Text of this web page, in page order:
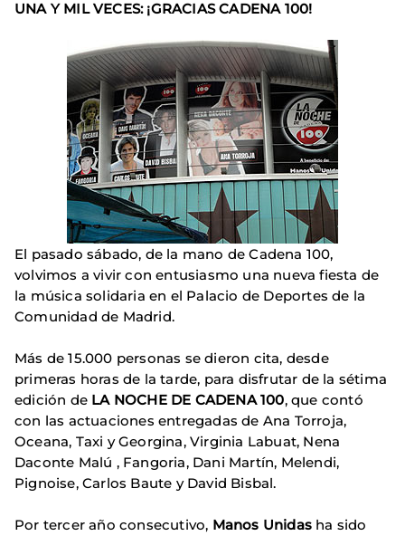
UNA Y MIL VECES: ¡GRACIAS CADENA 100!
El pasado sábado, de la mano de Cadena 100,
volvimos a vivir con entusiasmo una nueva fiesta de
la música solidaria en el Palacio de Deportes de la
Comunidad de Madrid.
Más de 15.000 personas se dieron cita, desde
primeras horas de la tarde, para disfrutar de la sétima
edición de LA NOCHE DE CADENA 100, que contó
con las actuaciones entregadas de Ana Torroja,
Oceana, Taxi y Georgina, Virginia Labuat, Nena
Daconte Malú , Fangoria, Dani Martín, Melendi,
Pignoise, Carlos Baute y David Bisbal.
Por tercer año consecutivo, Manos Unidas ha sido